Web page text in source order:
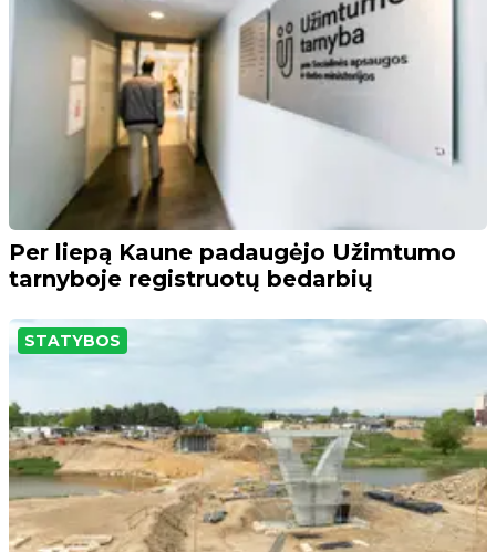
Per liepą Kaune padaugėjo Užimtumo
tarnyboje registruotų bedarbių
STATYBOS